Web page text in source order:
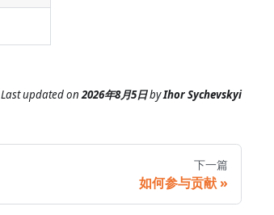
Last updatedon2026年8月5日byIhor Sychevskyi
下一篇
如何参与贡献